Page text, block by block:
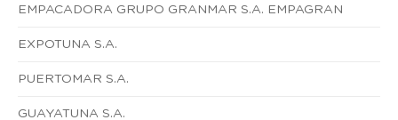
EMPACADORA GRUPO GRANMAR S.A. EMPAGRAN
EXPOTUNA S.A.
PUERTOMAR S.A.
GUAYATUNA S.A.